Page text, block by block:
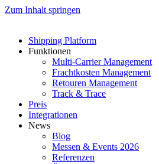
Zum Inhalt springen
Shipping Platform
Funktionen
Multi-Carrier Management
Frachtkosten Management
Retouren Management
Track & Trace
Preis
Integrationen
News
Blog
Messen & Events 2026
Referenzen